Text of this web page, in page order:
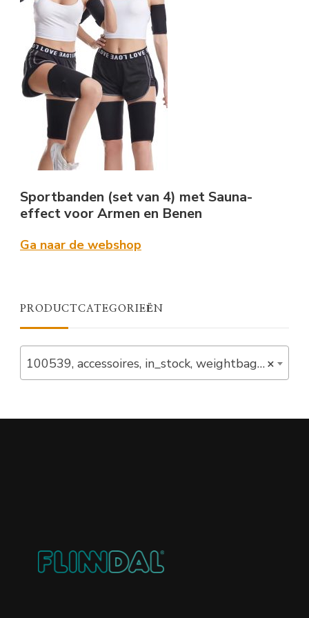
Sportbanden (set van 4) met Sauna-
effect voor Armen en Benen
Ga naar de webshop
PRODUCTCATEGORIEËN
×
100539, accessoires, in_stock, weightbags (5)